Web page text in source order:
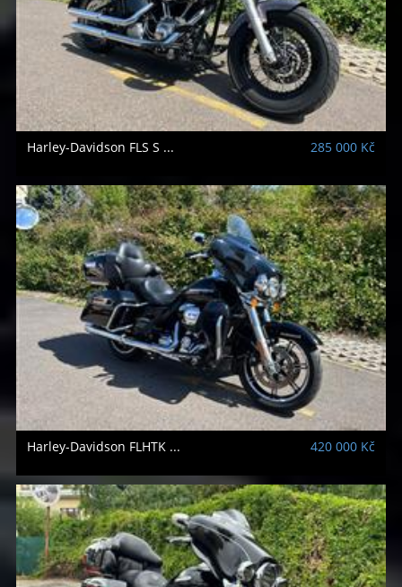
Harley-Davidson FLS S ... 285 000 Kč
Harley-Davidson FLHTK ... 420 000 Kč